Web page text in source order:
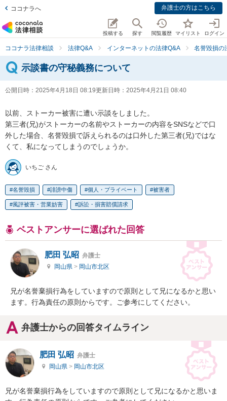
ココナラへ 弁護士の方はこちら
投稿する 探す 閲覧履歴 マイリスト ログイン
ココナラ法律相談 法律Q&A インターネットの法律Q&A 名誉毀損の
示談書の守秘義務について
公開日時： 2025年4月18日 08:19更新日時： 2025年4月21日 08:40
以前、ストーカー被害に遭い示談をしました。
第三者(兄)がストーカーの名前やストーカーの内容をSNSなどで口
外した場合、名誉毀損で訴えられるのは口外した第三者(兄)ではな
くて、私になってしまうのでしょうか。
いちご さん
名誉毀損 誹謗中傷 個人・プライベート 被害者
風評被害・営業妨害 訴訟・損害賠償請求
ベストアンサーに選ばれた回答
肥田 弘昭 弁護士
岡山県 > 岡山市北区
兄が名誉棄損行為をしていますので原則として兄になるかと思い
ます。行為責任の原則からです。ご参考にしてください。
弁護士からの回答タイムライン
肥田 弘昭 弁護士
岡山県 > 岡山市北区
兄が名誉棄損行為をしていますので原則として兄になるかと思いま